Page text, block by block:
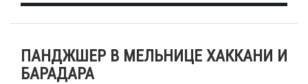
ПАНДЖШЕР В МЕЛЬНИЦЕ ХАККАНИ И
БАРАДАРА